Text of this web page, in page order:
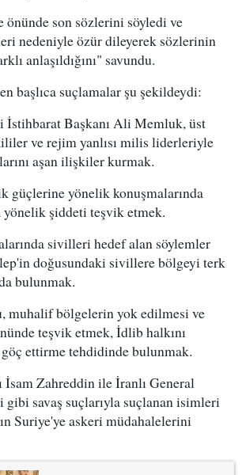
önünde son sözlerini söyledi ve
nedeniyle özür dileyerek sözlerinin
anlaşıldığını" savundu.
başlıca suçlamalar şu şekildeydi:
İstihbarat Başkanı Ali Memluk, üst
ve rejim yanlısı milis liderleriyle
aşan ilişkiler kurmak.
güçlerine yönelik konuşmalarında
yönelik şiddeti teşvik etmek.
sivilleri hedef alan söylemler
doğusundaki sivillere bölgeyi terk
bulunmak.
muhalif bölgelerin yok edilmesi ve
teşvik etmek, İdlib halkını
ettirme tehdidinde bulunmak.
İsam Zahreddin ile İranlı General
gibi savaş suçlarıyla suçlanan isimleri
Suriye'ye askeri müdahalelerini